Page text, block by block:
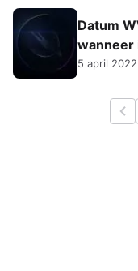
Datum
wanneer
5 april 2022